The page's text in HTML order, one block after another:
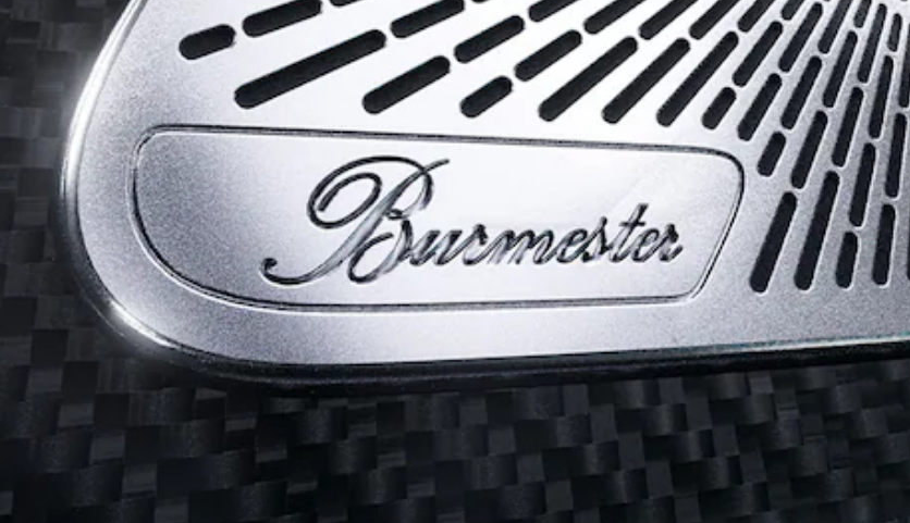
Mercedes-
AMG SL
Roadster
Configurador
Test drive
Vans
Configurador
Showroom Online